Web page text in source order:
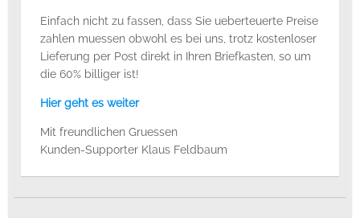
Einfach nicht zu fassen, dass Sie ueberteuerte Preise
zahlen muessen obwohl es bei uns, trotz kostenloser
Lieferung per Post direkt in Ihren Briefkasten, so um
die 60% billiger ist!
Hier geht es weiter
Mit freundlichen Gruessen
Kunden-Supporter Klaus Feldbaum